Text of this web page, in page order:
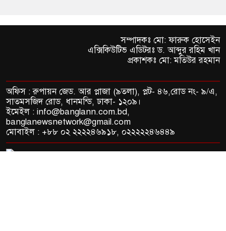
সম্পাদকঃ মো: ফারুক হোসেইন
এক্সিকিউটিভ এডিটরঃ ড. আব্দুর রহিম খান
প্রকাশকঃ মো: মতিউর রহমান
অফিস : রুপায়ন জেড. আর প্লাজা (৯তলা), প্লট- ৪৬,রোড নং- ৯/এ,
সাতমসজিদ রোড, ধানমন্ডি, ঢাকা- ১২০৯।
ইমেইল : info@banglann.com.bd,
banglanewsnetwork@gmail.com
মোবাইল : +৮৮ ০২ ২২২২৪৬৯১৮, ০২২২২২৪৬৪৪৯